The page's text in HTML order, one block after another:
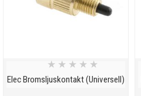
Elec Bromsljuskontakt (Universell)
★ ★ ★ ★ ★